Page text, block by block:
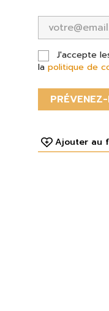
J'accepte
lapolitique de
Ajouter au